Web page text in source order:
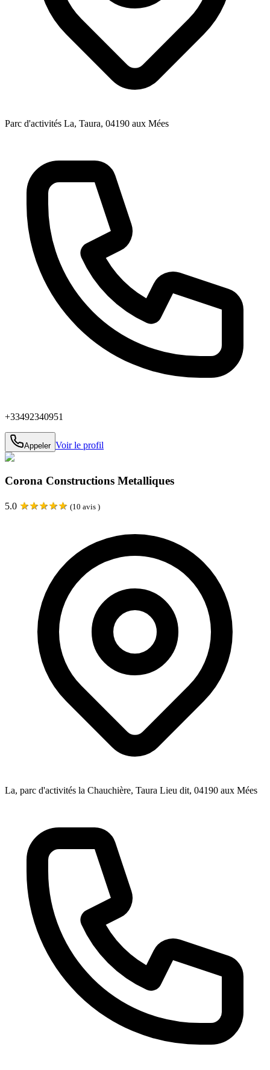
Parc d'activités La, Taura, 04190 aux Mées
+33492340951
Appeler Voir le profil
Corona Constructions Metalliques
5.0 ★★★★★ (10 avis )
La, parc d'activités la Chauchière, Taura Lieu dit, 04190 aux Mées